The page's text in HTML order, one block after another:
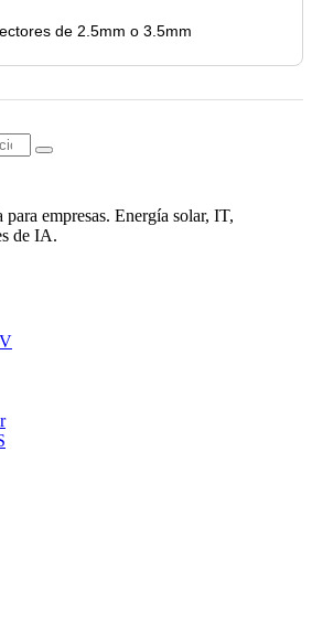
de 2.5mm o 3.5mm
empresas. Energía solar, IT,
de IA.